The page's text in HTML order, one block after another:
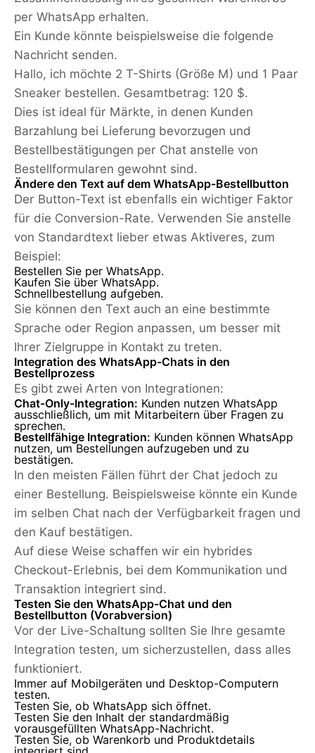
per WhatsApp erhalten.
Ein Kunde könnte beispielsweise die folgende
Nachricht senden.
Hallo, ich möchte 2 T-Shirts (Größe M) und 1 Paar
Sneaker bestellen. Gesamtbetrag: 120 $.
Dies ist ideal für Märkte, in denen Kunden
Barzahlung bei Lieferung bevorzugen und
Bestellbestätigungen per Chat anstelle von
Bestellformularen gewohnt sind.
Ändere den Text auf dem WhatsApp-Bestellbutton
Der Button-Text ist ebenfalls ein wichtiger Faktor
für die Conversion-Rate. Verwenden Sie anstelle
von Standardtext lieber etwas Aktiveres, zum
Beispiel:
Bestellen Sie per WhatsApp.
Kaufen Sie über WhatsApp.
Schnellbestellung aufgeben.
Sie können den Text auch an eine bestimmte
Sprache oder Region anpassen, um besser mit
Ihrer Zielgruppe in Kontakt zu treten.
Integration des WhatsApp-Chats in den
Bestellprozess
Es gibt zwei Arten von Integrationen:
Chat-Only-Integration: Kunden nutzen WhatsApp
ausschließlich, um mit Mitarbeitern über Fragen zu
sprechen.
Bestellfähige Integration: Kunden können WhatsApp
nutzen, um Bestellungen aufzugeben und zu
bestätigen.
In den meisten Fällen führt der Chat jedoch zu
einer Bestellung. Beispielsweise könnte ein Kunde
im selben Chat nach der Verfügbarkeit fragen und
den Kauf bestätigen.
Auf diese Weise schaffen wir ein hybrides
Checkout-Erlebnis, bei dem Kommunikation und
Transaktion integriert sind.
Testen Sie den WhatsApp-Chat und den
Bestellbutton (Vorabversion)
Vor der Live-Schaltung sollten Sie Ihre gesamte
Integration testen, um sicherzustellen, dass alles
funktioniert.
Immer auf Mobilgeräten und Desktop-Computern
testen.
Testen Sie, ob WhatsApp sich öffnet.
Testen Sie den Inhalt der standardmäßig
vorausgefüllten WhatsApp-Nachricht.
Testen Sie, ob Warenkorb und Produktdetails